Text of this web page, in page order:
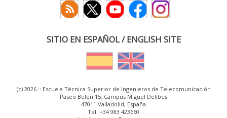
SITIO EN ESPAÑOL / ENGLISH SITE
(c) 2026 :: Escuela Técnica Superior de Ingenieros de Telecomunicación
Paseo Belén 15. Campus Miguel Delibes
47011 Valladolid, España
Tel: +34 983 423660